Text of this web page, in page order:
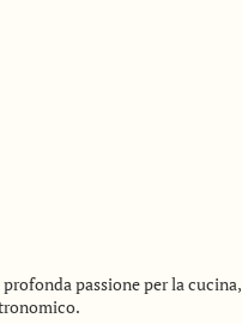
profonda passione per la cucina,